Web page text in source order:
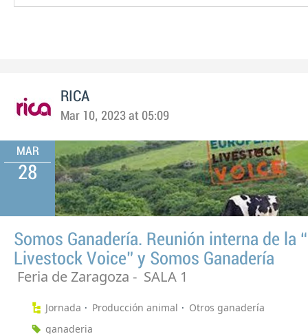
RICA
Mar 10, 2023 at 05:09
MAR
28
Somos Ganadería. Reunión interna de la
Livestock Voice” y Somos Ganadería
Feria de Zaragoza - SALA 1
Jornada Producción animal
Otros ganadería
ganaderia